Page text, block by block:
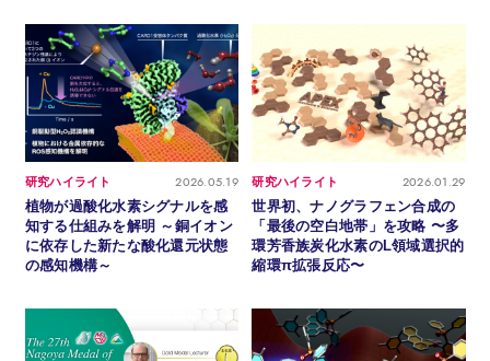
2026.05.19
研究ハイライト
植物が過酸化水素シグナルを感
知する仕組みを解明 ～銅イオン
に依存した新たな酸化還元状態
の感知機構～
2026.01.29
研究ハイライト
世界初、ナノグラフェン合成の
「最後の空白地帯」を攻略 〜多
環芳香族炭化水素のL領域選択的
縮環π拡張反応〜